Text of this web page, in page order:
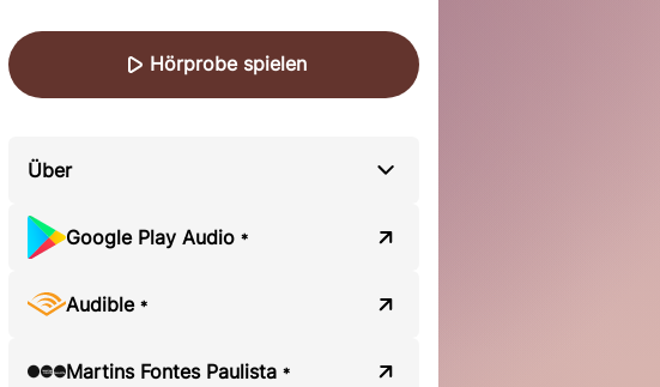
Hörprobe spielen
Über
Google Play Audio *
Audible *
Martins Fontes Paulista *